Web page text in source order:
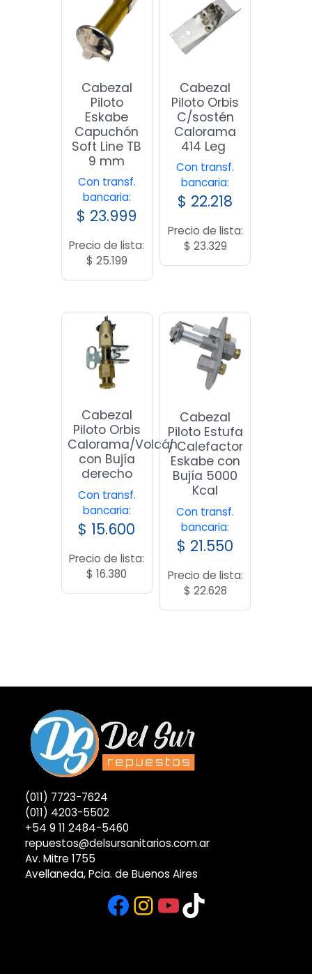
Cabezal
Piloto
Eskabe
Capuchón
Soft Line TB
9 mm
Con transf.
bancaria:
$ 23.999
Precio de lista:
$ 25.199
Cabezal
Piloto Orbis
C/sostén
Calorama
414 Leg
Con transf.
bancaria:
$ 22.218
Precio de lista:
$ 23.329
Cabezal
Piloto Orbis
Calorama/Volcán
con Bujía
derecho
Con transf.
bancaria:
$ 15.600
Precio de lista:
$ 16.380
Cabezal
Piloto Estufa
/ Calefactor
Eskabe con
Bujía 5000
Kcal
Con transf.
bancaria:
$ 21.550
Precio de lista:
$ 22.628
(011) 7723-7624
(011) 4203-5502
+54 9 11 2484-5460
repuestos@delsursanitarios.com.ar
Av. Mitre 1755
Avellaneda, Pcia. de Buenos Aires
Facebook
Instagram
YouTube
TikTok